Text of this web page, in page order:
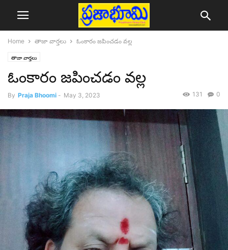
Home తాజా వార్తలు ఓంకారం జపించడం వల్ల
తాజా వార్తలు
ఓంకారం జపించడం వల్ల
By Praja Bhoomi - May 3, 2023 0
131